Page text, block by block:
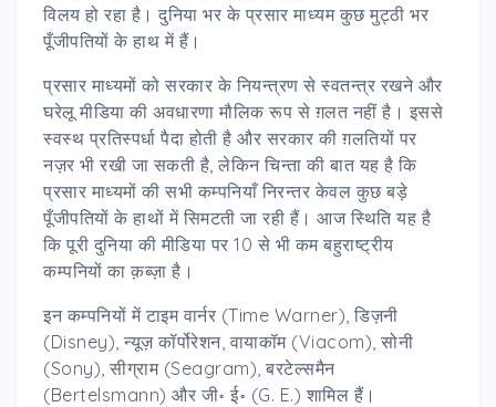
विलय हो रहा है। दुनिया भर के प्रसार माध्यम कुछ मुट्ठी भर
पूँजीपतियों के हाथ में हैं।
प्रसार माध्यमों को सरकार के नियन्त्रण से स्वतन्त्र रखने और
घरेलू मीडिया की अवधारणा मौलिक रूप से ग़लत नहीं है। इससे
स्वस्थ प्रतिस्पर्धा पैदा होती है और सरकार की ग़लतियों पर
नज़र भी रखी जा सकती है, लेकिन चिन्ता की बात यह है कि
प्रसार माध्यमों की सभी कम्पनियाँ निरन्तर केवल कुछ बड़े
पूँजीपतियों के हाथों में सिमटती जा रही हैं। आज स्थिति यह है
कि पूरी दुनिया की मीडिया पर 10 से भी कम बहुराष्ट्रीय
कम्पनियों का क़ब्ज़ा है।
इन कम्पनियों में टाइम वार्नर (Time Warner), डिज़नी
(Disney), न्यूज़ कॉर्पोरेशन, वायाकॉम (Viacom), सोनी
(Sony), सीग्राम (Seagram), बरटेल्समैन
(Bertelsmann) और जी॰ ई॰ (G. E.) शामिल हैं।